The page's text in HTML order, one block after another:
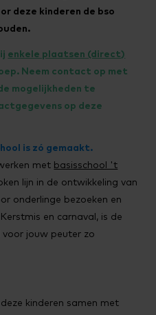
deze kinderen de bso
enkele plaatsen (direct)
Neem contact op met
mogelijkheden te
op deze
is zó gemaakt.
met basisschool 't
lijn in de ontwikkeling van
onderlinge bezoeken en
en carnaval, is de
jouw peuter zo
kinderen samen met